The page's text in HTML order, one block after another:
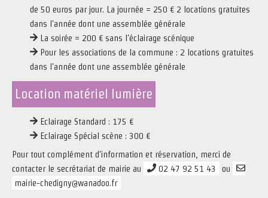
de 50 euros par jour. La journée = 250 € 2 locations gratuites
dans l'année dont une assemblée générale
La soirée = 200 € sans l'éclairage scénique
Pour les associations de la commune : 2 locations gratuites
dans l'année dont une assemblée générale
Location matériel lumière
Eclairage Standard : 175 €
Eclairage Spécial scène : 300 €
Pour tout complément d'information et réservation, merci de
contacter le secrétariat de mairie au
02 47 92 51 43
ou
mairie-chedigny@wanadoo.fr